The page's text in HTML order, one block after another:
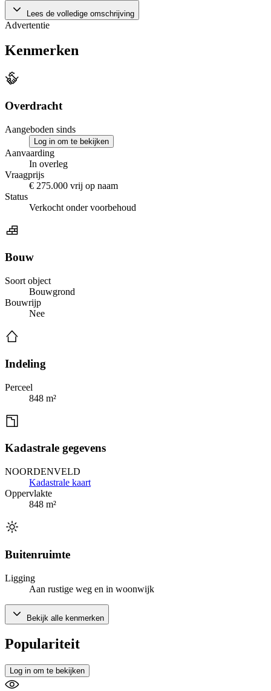
Lees de volledige omschrijving
Advertentie
Kenmerken
Overdracht
Aangeboden sinds
Log in om te bekijken
Aanvaarding
In overleg
Vraagprijs
€ 275.000 vrij op naam
Status
Verkocht onder voorbehoud
Bouw
Soort object
Bouwgrond
Bouwrijp
Nee
Indeling
Perceel
848 m²
Kadastrale gegevens
NOORDENVELD
Kadastrale kaart
Oppervlakte
848 m²
Buitenruimte
Ligging
Aan rustige weg en in woonwijk
Bekijk alle kenmerken
Populariteit
Log in om te bekijken